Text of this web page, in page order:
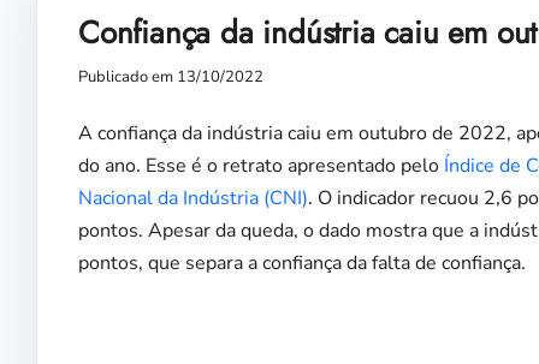
Confiança da indústria caiu em
Publicado em 13/10/2022
A confiança da indústria caiu em outubro de 2022,
do ano. Esse é o retrato apresentado pelo Índice de
Nacional da Indústria (CNI). O indicador recuou 2,6
pontos. Apesar da queda, o dado mostra que a
pontos, que separa a confiança da falta de confiança.